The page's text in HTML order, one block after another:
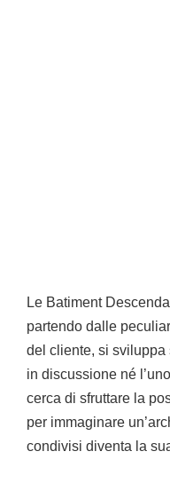
Le Batiment
partendo dalle
del cliente, si sviluppa
in discussione né
cerca di sfruttare la
per immaginare
condivisi diventa la